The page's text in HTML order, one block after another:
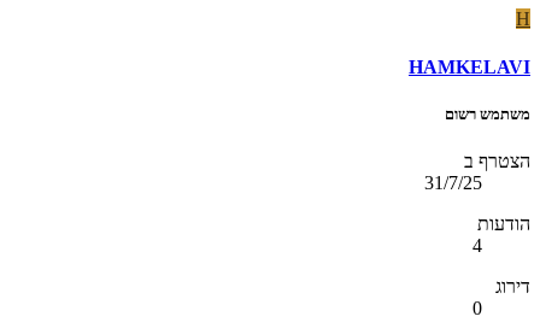
H
HAMKELAVI
משתמש רשום
הצטרף ב
31/7/25
הודעות
4
דירוג
0